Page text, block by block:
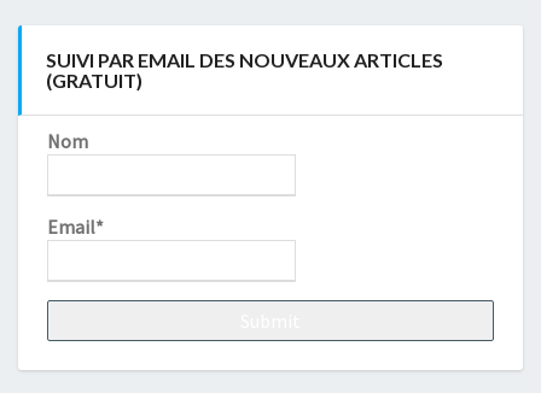
SUIVI PAR EMAIL DES NOUVEAUX ARTICLES
(GRATUIT)
Nom
Email*